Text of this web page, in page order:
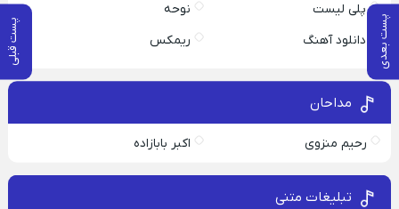
پست بعدی پست قبلی
پلی لیست
نوحه
دانلود آهنگ
ریمکس
مداحان
رحیم منزوی اکبر بابازاده
تبلیغات متنی